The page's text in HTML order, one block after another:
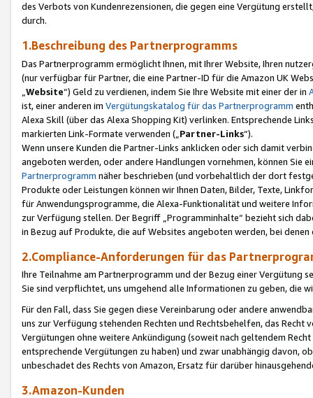
des Verbots von Kundenrezensionen, die gegen eine Vergütung
durch.
1.Beschreibung des Partnerprogramms
Das Partnerprogramm ermöglicht Ihnen, mit Ihrer Website, Ihren
(nur verfügbar für Partner, die eine Partner-ID für die Amazon UK
Website“) Geld zu verdienen, indem Sie Ihre Website mit einer der in
ist, einer anderen im Vergütungskatalog für das Partnerprogramm
Alexa Skill (über das Alexa Shopping Kit) verlinken. Entsprechende
markierten Link-Formate verwenden („ Partner-Links“).
Wenn unsere Kunden die Partner-Links anklicken oder sich damit
angeboten werden, oder andere Handlungen vornehmen, können Sie
Partnerprogramm näher beschrieben (und vorbehaltlich der dort
Produkte oder Leistungen können wir Ihnen Daten, Bilder, Texte,
für Anwendungsprogramme, die Alexa-Funktionalität und weitere
zur Verfügung stellen. Der Begriff „Programminhalte“ bezieht sich
in Bezug auf Produkte, die auf Websites angeboten werden, bei
2.Compliance-Anforderungen für das
Ihre Teilnahme am Partnerprogramm und der Bezug einer Vergütung
Sie sind verpflichtet, uns umgehend alle Informationen zu geben, die
Für den Fall, dass Sie gegen diese Vereinbarung oder andere
uns zur Verfügung stehenden Rechten und Rechtsbehelfen, das
Vergütungen ohne weitere Ankündigung (soweit nach geltendem
entsprechende Vergütungen zu haben) und zwar unabhängig davon,
unbeschadet des Rechts von Amazon, Ersatz für darüber
3.Amazon-Kunden